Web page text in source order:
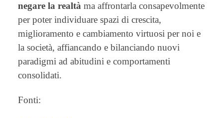
negare la realtàma affrontarla consapevolmente
per poter individuare spazi di crescita,
miglioramento e cambiamento virtuosi per noi e
la società, affiancando e bilanciando nuovi
paradigmi ad abitudini e comportamenti
consolidati.
Fonti: